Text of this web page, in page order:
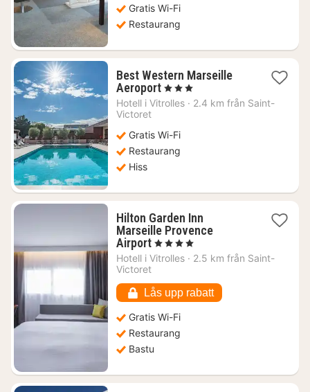
Gratis Wi-Fi
Restaurang
Best Western Marseille
Aeroport1
natt
kr.
, 3 Stjärnor
Hotell i Vitrolles · 2.4 km från Saint-
Victoret
Gratis Wi-Fi
Restaurang
Hiss
Hilton Garden Inn
Marseille Provence
Airport1
natt
kr.
, 4 Stjärnor
Hotell i Vitrolles · 2.5 km från Saint-
Victoret
Lås upp rabatt
Gratis Wi-Fi
Restaurang
Bastu